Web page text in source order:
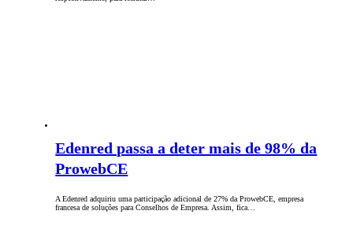
Edenred passa a deter mais de 98% da
ProwebCE
A Edenred adquiriu uma participação adicional de 27% da ProwebCE, empresa
francesa de soluções para Conselhos de Empresa. Assim, fica…